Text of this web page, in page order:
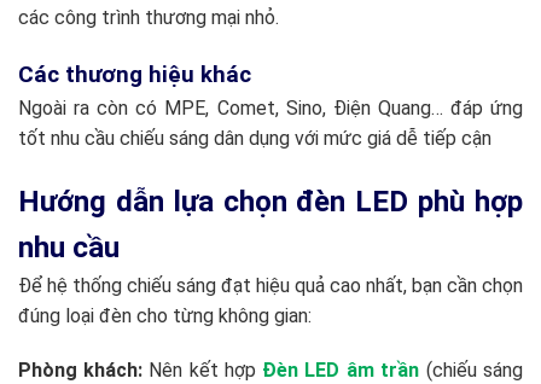
các công trình thương mại nhỏ.
Các thương hiệu khác
Ngoài ra còn có MPE, Comet, Sino, Điện Quang… đáp ứng
tốt nhu cầu chiếu sáng dân dụng với mức giá dễ tiếp cận
Hướng dẫn lựa chọn đèn LED phù hợp
nhu cầu
Để hệ thống chiếu sáng đạt hiệu quả cao nhất, bạn cần chọn
đúng loại đèn cho từng không gian:
Phòng khách: Nên kết hợp Đèn LED âm trần (chiếu sáng